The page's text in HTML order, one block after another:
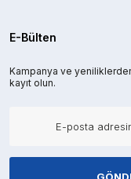
E-Bülten
Kampanya ve
kayıt olun.